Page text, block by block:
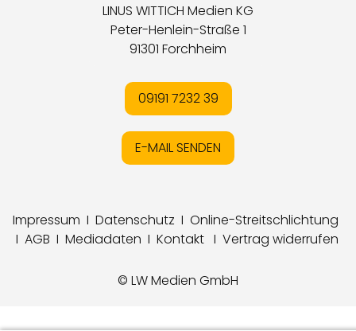
LINUS WITTICH Medien KG
Peter-Henlein-Straße 1
91301 Forchheim
09191 7232 39
E-MAIL SENDEN
Impressum I Datenschutz I Online-Streitschlichtung
I AGB I Mediadaten I Kontakt I Vertrag widerrufen
© LW Medien GmbH